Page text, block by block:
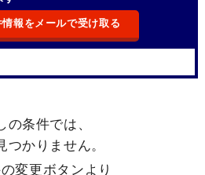
報をメールで受け取る
の条件では、
つかりません。
変更ボタンより